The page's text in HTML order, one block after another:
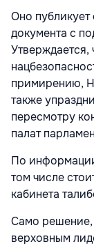
Оно
документа с
Утверждается,
примирению,
также
пересмотру
палат
По
том числе
кабинета
Само решение,
верховным